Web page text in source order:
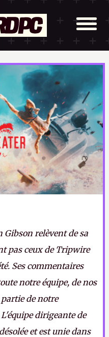
Gibson relèvent de sa
pas ceux de Tripwire
Ses commentaires
notre équipe, de nos
de notre
dirigeante de
et est unie dans